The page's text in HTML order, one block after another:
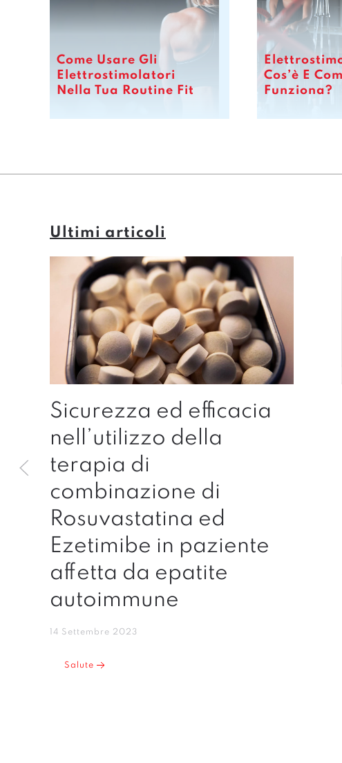
Come Usare Gli
Elettrostimolatori
Nella Tua Routine Fit
Cos’è E
Funziona?
Ultimi articoli
Sicurezza ed efficacia
nell’utilizzo della
terapia di
combinazione di
Rosuvastatina ed
Ezetimibe in paziente
affetta da epatite
autoimmune
14 Settembre 2023
Salute